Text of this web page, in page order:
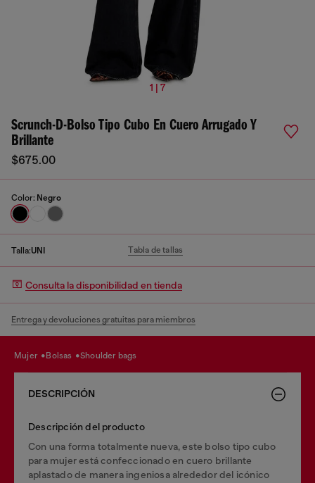
1 | 7
Scrunch-D-Bolso Tipo Cubo En Cuero Arrugado Y
Brillante
$675.00
Color: Negro
Talla:UNI Tabla de tallas
Consulta la disponibilidad en tienda
Entrega y devoluciones gratuitas para miembros
mujer bolsas shoulder bags
DESCRIPCIÓN
Descripción del producto
Con una forma totalmente nueva, este bolso tipo cubo
para mujer está confeccionado en cuero brillante
aplastado de manera ingeniosa alrededor del icónico